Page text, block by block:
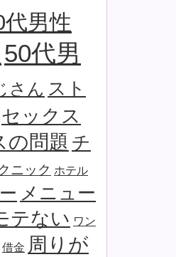
代男性
50代男
さん スト
セックス
の問題 チ
ニック ホテル
メニュー
テない ワン
借金 周りが